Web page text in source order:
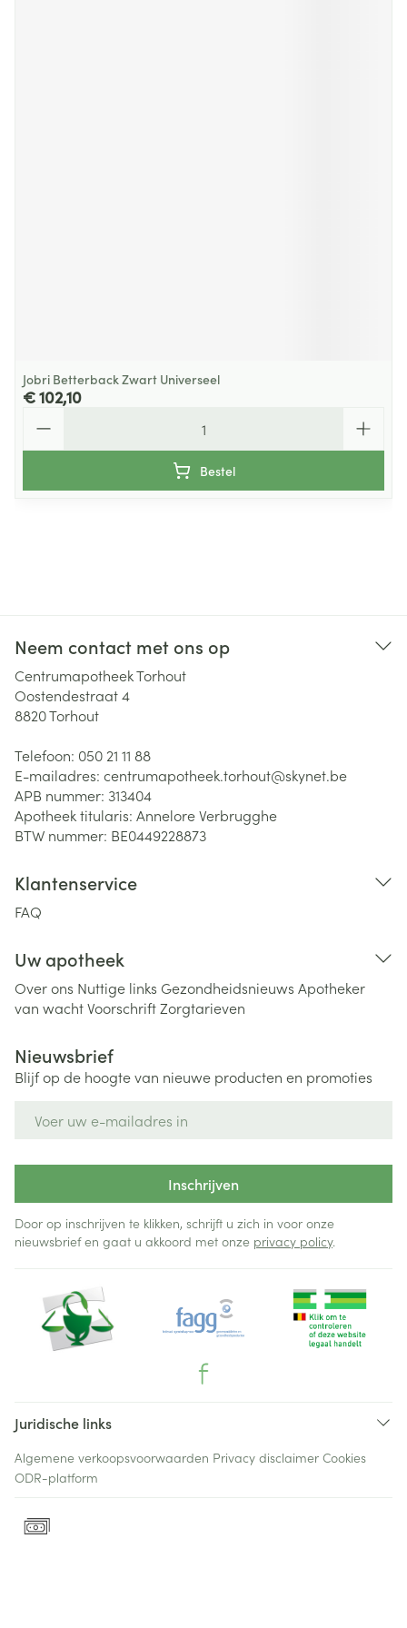
Jobri Betterback Zwart Universeel
€ 102,10
Bestel
Neem contact met ons op
Centrumapotheek Torhout
Oostendestraat 4
8820Torhout
Telefoon: 050 21 11 88
E-mailadres: centrumapotheek.torhout@skynet.be
APB nummer: 313404
Apotheek titularis: Annelore Verbrugghe
BTW nummer: BE0449228873
Klantenservice
FAQ
Uw apotheek
Over ons Nuttige links Gezondheidsnieuws Apotheker
van wachtVoorschriftZorgtarieven
Nieuwsbrief
Blijf op de hoogte van nieuwe producten en promoties
Inschrijven
Door op inschrijven te klikken, schrijft u zich in voor onze
nieuwsbrief en gaat u akkoord met onze privacy policy.
Juridische links
Algemene verkoopsvoorwaarden Privacy disclaimer Cookies
ODR-platform